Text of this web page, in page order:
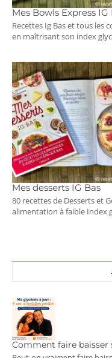
Mes Bowls Express IG
Recettes Ig Bas et tous les
en maîtrisant son index
Mes desserts IG Bas
80 recettes de Desserts et
alimentation à faible Index
Comment faire baisser